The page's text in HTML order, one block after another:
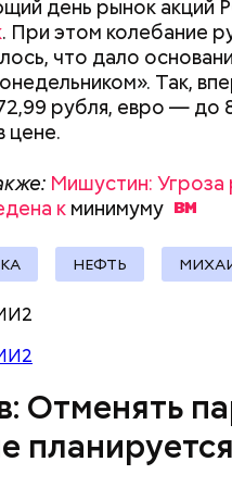
день рынок акций
. При этом колебание
что дало
Так,
рубля, евро — до
цене.
Мишустин: Угроза
кминимуму
НЕФТЬ
Отменять
планируется
Как
соберет 15
авиационной техники.